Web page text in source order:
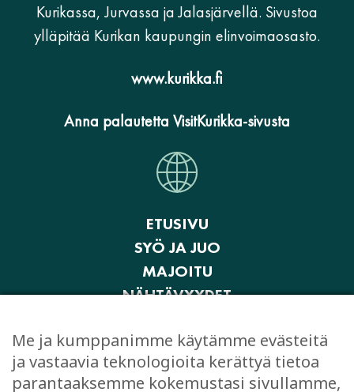
Kurikassa, Jurvassa ja Jalasjärvellä. Sivustoa
ylläpitää Kurikan kaupungin elinvoimaosasto.
www.kurikka.fi
Anna palautetta VisitKurikka-sivusta
ETUSIVU
SYÖ JA JUO
MAJOITU
NÄHTÄVYYDET
OSTOKSET
JUHLI JA KOKOUSTA
Me ja kumppanimme käytämme evästeitä
ja vastaavia teknologioita kerättyä tietoa
parantaaksemme kokemustasi sivullamme,